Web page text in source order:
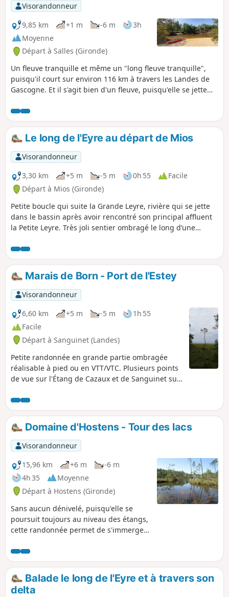
Visorandonneur
9,85 km
+1 m -6 m
3h
Moyenne
Départ à Salles (Gironde)
Un fleuve tranquille et même un "long fleuve tranquille",
puisqu'il court sur environ 116 km à travers les Landes de
Gascogne. Et il s'agit bien d'un fleuve, puisqu'elle se jette
très pittoresque. Pour notre première expérience de cette
rivière emblématique, nous l'avons descendue de Salles à
Mios, soit 10 km de pur bonheur.
Le long de l'Eyre au départ de Mios
Visorandonneur
3,30 km
+5 m -5 m 0h 55
Facile
Départ à Mios (Gironde)
Petite boucle qui suite la Grande Leyre, rivière qui se jette
dans le bassin après avoir rencontré son principal affluent
la Petite Leyre. Très joli sentier ombragé le long d’une
de pins. En cas de fortes pluies, le chemin peut ne pas être
praticable.
Marais de Born - Port de l'Estey
Visorandonneur
6,60 km
+5 m -5 m
1h 55
Facile
Départ à Sanguinet (Landes)
Petite randonnée en grande partie ombragée
réalisable à pied ou en VTT/VTC. Plusieurs points
de vue sur l'Étang de Cazaux et de Sanguinet sur
et très reposant.
Domaine d'Hostens - Tour des lacs
Visorandonneur
15,96 km
+6 m
-6 m
4h 35
Moyenne
Départ à Hostens (Gironde)
Sans aucun dénivelé, puisqu'elle se
poursuit toujours au niveau des étangs,
cette randonnée permet de s'immerger
humides du domaine départemental
d'Hostens, créé sur une ancienne
exploitation de lignite à 40 km au Sud
de Bordeaux.
Balade le long de l'Eyre et à travers son
delta